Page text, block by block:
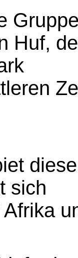
Huf,
sich